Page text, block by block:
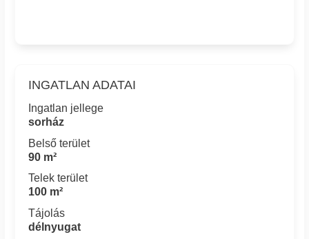
INGATLAN ADATAI
Ingatlan jellege
sorház
Belső terület
90 m²
Telek terület
100 m²
Tájolás
délnyugat